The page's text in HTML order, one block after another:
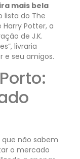
mais bela
lista do The
Harry Potter, a
de J.K.
livraria
e seu amigos.
não sabem
o mercado